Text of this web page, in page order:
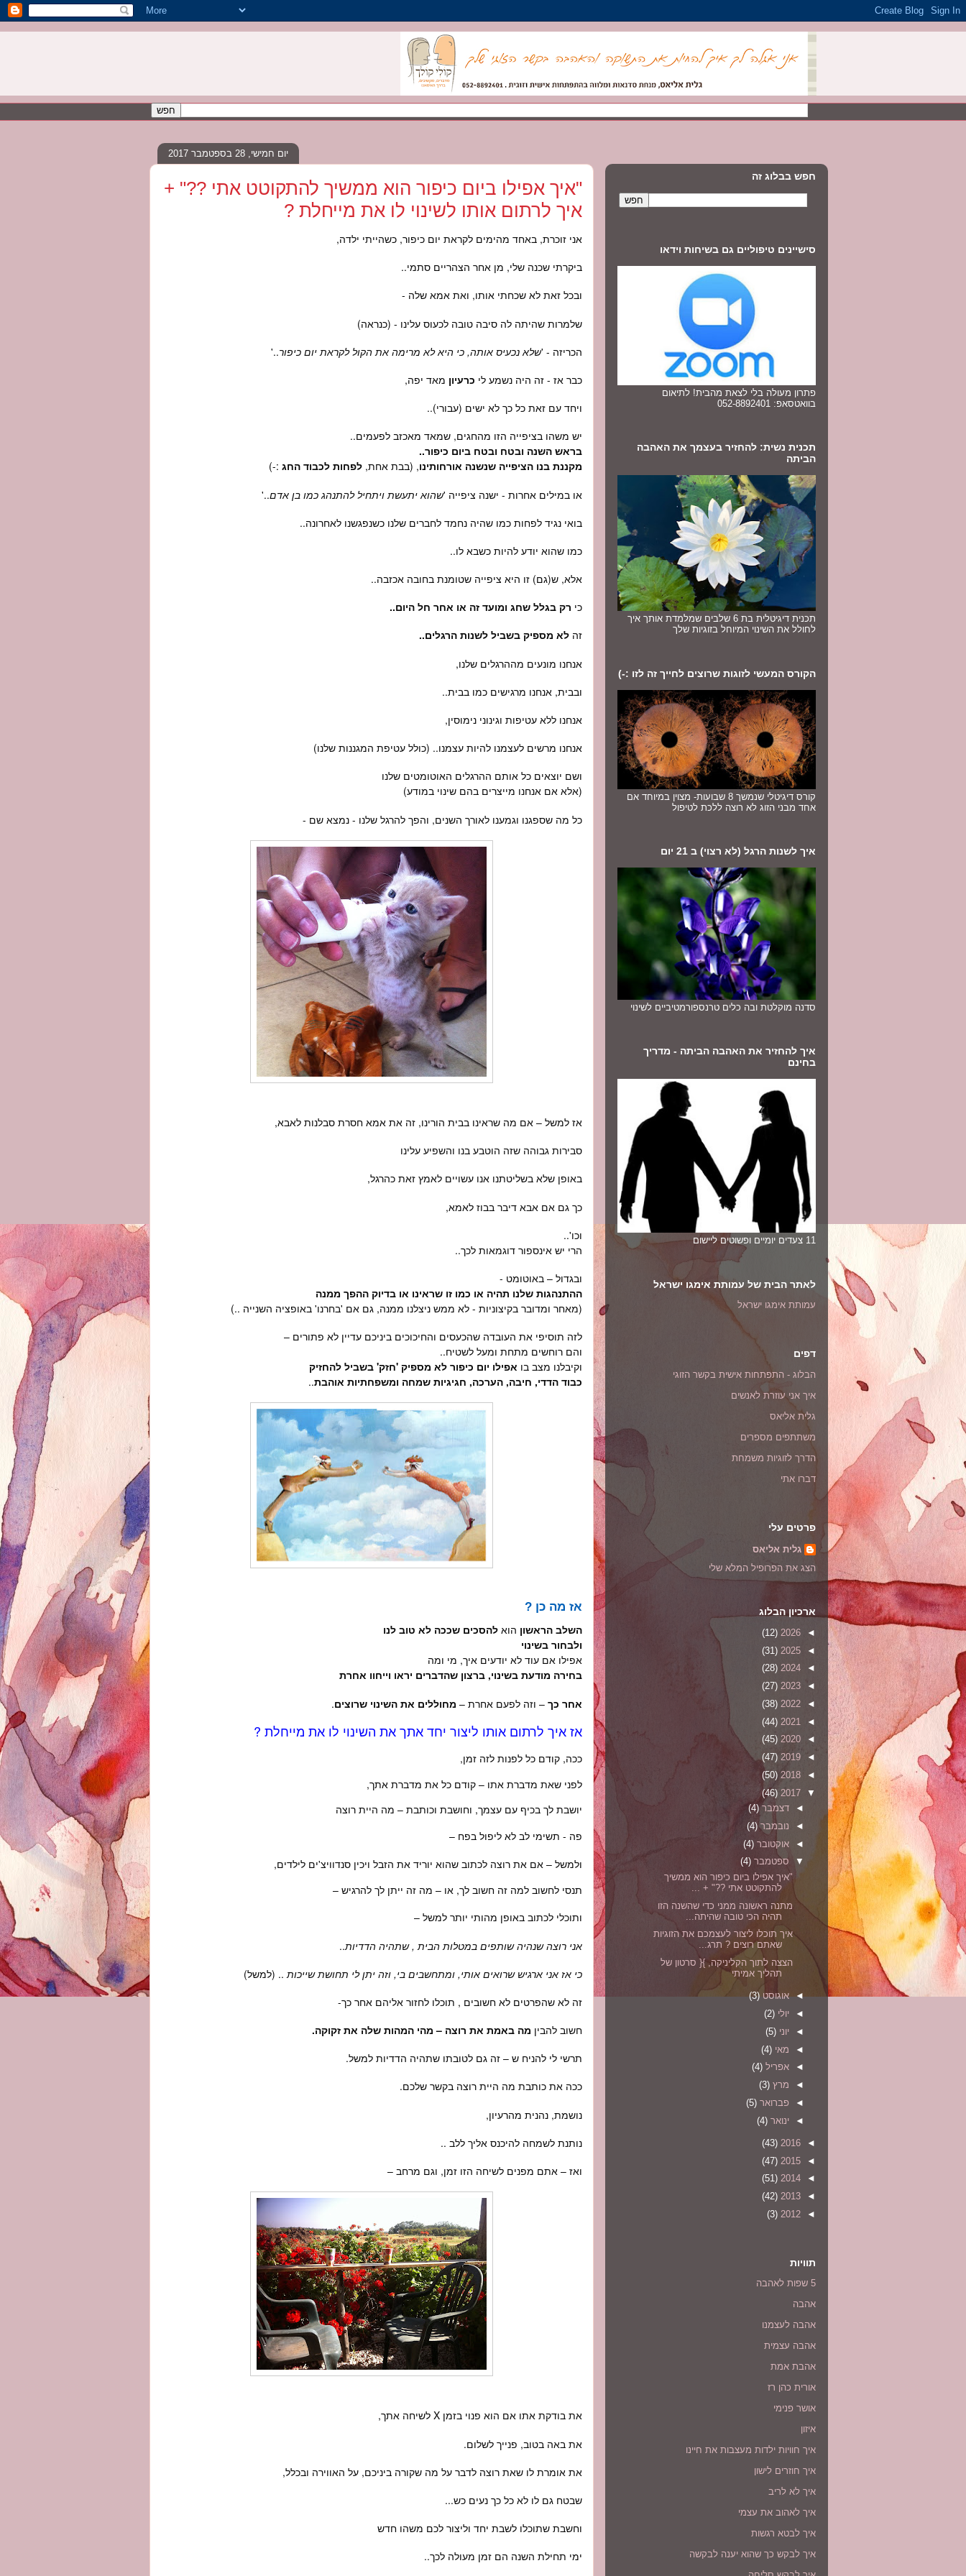
יום חמישי, 28 בספטמבר 2017
"איך אפילו ביום כיפור הוא ממשיך להתקוטט אתי ??" +
איך לרתום אותו לשינוי לו את מייחלת ?
אני זוכרת, באחד מהימים לקראת יום כיפור, כשהייתי ילדה,
ביקרתי שכנה שלי, מן אחר הצהריים סתמי..
ובכל זאת לא שכחתי אותו, ואת אמא שלה -
שלמרות שהיתה לה סיבה טובה לכעוס עלינו - (כנראה)
הכריזה - 'שלא נכעיס אותה, כי היא לא מרימה את הקול לקראת יום כיפור..'
כבר אז - זה היה נשמע לי כרעיון מאד יפה,
ויחד עם זאת כל כך לא ישים (עבורי)..
יש משהו בציפייה הזו מהחגים, שמאד מאכזב לפעמים..
בראש השנה ובטח ובטח ביום כיפור..
מקננת בנו הציפייה שנשנה אורחותינו, (בבת אחת, לפחות לכבוד החג :-)
או במילים אחרות - ישנה ציפייה 'שהוא יתעשת ויתחיל להתנהג כמו בן אדם..'
בואי נגיד לפחות כמו שהיה נחמד לחברים שלנו כשנפגשנו לאחרונה..
כמו שהוא יודע להיות כשבא לו..
אלא, ש(גם) זו היא ציפייה שטומנת בחובה אכזבה..
כי רק בגלל שחג ומועד זה או אחר חל היום..
זה לא מספיק בשביל לשנות הרגלים..
אנחנו מונעים מההרגלים שלנו,
ובבית, אנחנו מרגישים כמו בבית..
אנחנו ללא עטיפות וגינוני נימוסין,
אנחנו מרשים לעצמנו להיות עצמנו.. (כולל עטיפת המגננות שלנו)
ושם יוצאים כל אותם ההרגלים האוטומטים שלנו
(אלא אם אנחנו מייצרים בהם שינוי במודע)
כל מה שספגנו וגמענו לאורך השנים, והפך להרגל שלנו - נמצא שם -
אז למשל – אם מה שראינו בבית הורינו, זה את אמא חסרת סבלנות לאבא,
סבירות גבוהה שזה הוטבע בנו והשפיע עלינו
באופן שלא בשליטתנו אנו עשויים לאמץ זאת כהרגל,
כך גם אם אבא דיבר בבוז לאמא,
וכו'..
הרי יש אינספור דוגמאות לכך..
ובגדול – באוטומט -
ההתנהגות שלנו תהיה או כמו זו שראינו או בדיוק ההפך ממנה
(מאחר ומדובר בקיצוניות - לא ממש ניצלנו ממנה, גם אם 'בחרנו' באופציה השנייה ..)
לזה תוסיפי את העובדה שהכעסים והחיכוכים ביניכם עדיין לא פתורים –
והם רוחשים מתחת ומעל לשטיח..
וקיבלנו מצב בו אפילו יום כיפור לא מספיק 'חזק' בשביל להחזיק
כבוד הדדי, חיבה, הערכה, חגיגיות שמחה ומשפחתיות אוהבת..
אז מה כן ?
השלב הראשון הוא להסכים שככה לא טוב לנו
ולבחור בשינוי
אפילו אם עוד לא יודעים איך, מי ומה
בחירה מודעת בשינוי, ברצון שהדברים יראו וייחוו אחרת
אחר כך – וזה לפעם אחרת – מחוללים את השינוי שרוצים.
אז איך לרתום אותו ליצור יחד אתך את השינוי לו את מייחלת ?
ככה, קודם כל לפנות לזה זמן,
לפני שאת מדברת אתו – קודם כל את מדברת אתך,
יושבת לך בכיף עם עצמך, וחושבת וכותבת – מה היית רוצה
פה - תשימי לב לא ליפול בפח –
ולמשל – אם את רוצה לכתוב שהוא יוריד את הזבל ויכין סנדוויצ'ים לילדים,
תנסי לחשוב למה זה חשוב לך, או – מה זה ייתן לך להרגיש –
ותוכלי לכתוב באופן מהותי יותר למשל –
אני רוצה שנהיה שותפים במטלות הבית , שתהיה הדדיות..
כי אז אני ארגיש שרואים אותי, ומתחשבים בי, וזה יתן לי תחושת שייכות .. (למשל)
זה לא שהפרטים לא חשובים , תוכלו לחזור אליהם אחר כך-
חשוב להבין מה באמת את רוצה – מהי המהות שלה את זקוקה.
תרשי לי להניח ש – זה גם לטובתו שתהיה הדדיות למשל.
ככה את כותבת מה היית רוצה בקשר שלכם.
נושמת, נהנית מהרעיון,
נותנת לשמחה להיכנס אליך ללב ..
ואז – אתם מפנים לשיחה הזו זמן, וגם מרחב –
את בודקת אתו אם הוא פנוי בזמן X לשיחה אתך,
את באה בטוב, פנייך לשלום.
את אומרת לו שאת רוצה לדבר על מה שקורה ביניכם, על האווירה ובכלל,
שבטח גם לו לא כל כך נעים כש...
וחשבת שתוכלו לשבת יחד וליצור לכם משהו חדש
ימי תחילת השנה הם זמן מעולה לכך..
חפש בבלוג זה
סישיינים טיפוליים גם בשיחות וידאו
פתרון מעולה בלי לצאת מהבית! לתיאום
בוואטסאפ: 052-8892401
תכנית נשית: להחזיר בעצמך את האהבה
הביתה
תכנית דיגיטלית בת 6 שלבים שמלמדת אותך איך
לחולל את השינוי המיוחל בזוגיות שלך
הקורס המעשי לזוגות שרוצים לחייך זה לזו :-)
קורס דיגיטלי שנמשך 8 שבועות- מצוין במיוחד אם
אחד מבני הזוג לא רוצה ללכת לטיפול
איך לשנות הרגל (לא רצוי) ב 21 יום
סדנה מוקלטת ובה כלים טרנספורמטיביים לשינוי
איך להחזיר את האהבה הביתה - מדריך
בחינם
11 צעדים יומיים ופשוטים ליישום
לאתר הבית של עמותת אימגו ישראל
עמותת אימגו ישראל
דפים
הבלוג - התפתחות אישית בקשר הזוגי
איך אני עוזרת לאנשים
גלית אליאס
משתתפים מספרים
הדרך לזוגיות משמחת
דברו אתי
פרטים עלי
גלית אליאס
הצג את הפרופיל המלא שלי
ארכיון הבלוג
◄
2026
(12)
◄
2025
(31)
◄
2024
(28)
◄
2023
(27)
◄
2022
(38)
◄
2021
(44)
◄
2020
(45)
◄
2019
(47)
◄
2018
(50)
▼
2017
(46)
◄ דצמבר(4)
◄ נובמבר(4)
◄ אוקטובר (4)
▼ ספטמבר (4)
"איך אפילו ביום כיפור הוא ממשיך
להתקוטט אתי ??" + ...
מתנה ראשונה ממני כדי שהשנה הזו
תהיה הכי טובה שהיתה...
איך תוכלו ליצור לעצמכם את הזוגיות
שאתם רוצים ? תרג...
הצצה לתוך הקליניקה, }{ סרטון של
תהליך אמיתי
◄אוגוסט (3)
◄ יולי (2)
◄ יוני (5)
◄ מאי (4)
◄ אפריל (4)
◄ מרץ (3)
◄ פברואר (5)
◄ ינואר (4)
◄
2016
(43)
◄
2015
(47)
◄
2014
(51)
◄
2013
(42)
◄
2012
(3)
תוויות
5 שפות לאהבה
אהבה
אהבה לעצמנו
אהבה עצמית
אהבת אמת
אורית כהן רז
אושר פנימי
איזון
איך חוויות ילדות מעצבות את חיינו
איך חוזרים לישון
איך לא לריב
איך לאהוב את עצמי
איך לבטא רגשות
איך לבקש כך שהוא יענה לבקשה